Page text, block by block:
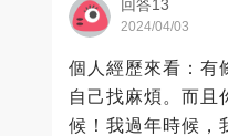
回答13
2024/04/03
個人經歷來看：有
自己找麻煩。而且
候！我過年時候，